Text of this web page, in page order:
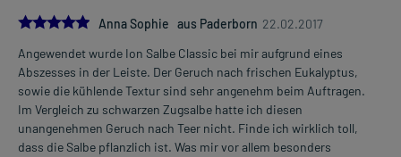
Bisher sind keine Überdosierungserscheinungen bekannt. Im
Generell gilt: Achten Sie vor allem bei Säuglingen, Kleinkindern und
älteren Menschen auf eine gewissenhafte Dosierung. Im
Zweifelsfalle fragen Sie Ihren Arzt oder Apotheker nach etwaigen
Auswirkungen oder Vorsichtsmaßnahmen.
5.0Anna Sophie aus Paderborn 22.02.2017
Angewendet wurde Ion Salbe Classic bei mir aufgrund eines
Abszesses in der Leiste. Der Geruch nach frischen Eukalyptus,
sowie die kühlende Textur sind sehr angenehm beim Auftragen.
Im Vergleich zu schwarzen Zugsalbe hatte ich diesen
unangenehmen Geruch nach Teer nicht. Finde ich wirklich toll,
dass die Salbe pflanzlich ist. Was mir vor allem besonders